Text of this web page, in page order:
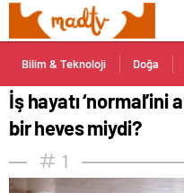
Bilim & Teknoloji Doğa
İş hayatı
bir heves miydi?
1